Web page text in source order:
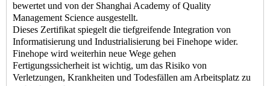
bewertet und von der Shanghai Academy of Quality
Management Science ausgestellt.
Dieses Zertifikat spiegelt die tiefgreifende Integration von
Informatisierung und Industrialisierung bei Finehope wider.
Finehope wird weiterhin neue Wege gehen
Fertigungssicherheit ist wichtig, um das Risiko von
Verletzungen, Krankheiten und Todesfällen am Arbeitsplatz zu